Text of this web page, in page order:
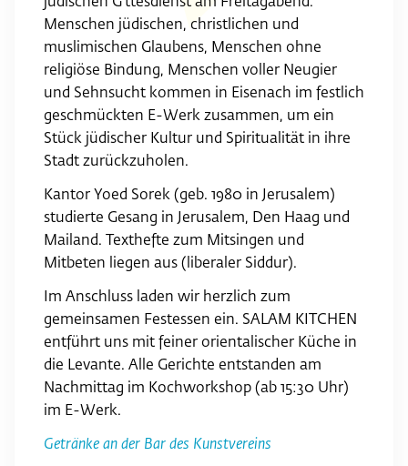
Menschen jüdischen, christlichen und
muslimischen Glaubens, Menschen ohne
religiöse Bindung, Menschen voller Neugier
und Sehnsucht kommen in Eisenach im festlich
geschmückten E-Werk zusammen, um ein
Stück jüdischer Kultur und Spiritualität in ihre
Stadt zurückzuholen.
Kantor Yoed Sorek (geb. 1980 in Jerusalem)
studierte Gesang in Jerusalem, Den Haag und
Mailand. Texthefte zum Mitsingen und
Mitbeten liegen aus (liberaler Siddur).
Im Anschluss laden wir herzlich zum
gemeinsamen Festessen ein. SALAM KITCHEN
entführt uns mit feiner orientalischer Küche in
die Levante. Alle Gerichte entstanden am
Nachmittag im Kochworkshop (ab 15:30 Uhr)
im E-Werk.
Getränke an der Bar des Kunstvereins